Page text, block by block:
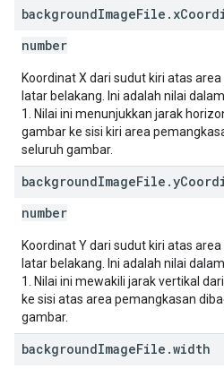
backgroundImageFile . x
number
Koordinat X dari sudut kiri atas
latar belakang. Ini adalah nilai
1. Nilai ini menunjukkan jarak
gambar ke sisi kiri area
seluruh gambar.
backgroundImageFile .y
number
Koordinat Y dari sudut kiri atas
latar belakang. Ini adalah nilai
1. Nilai ini mewakili jarak vertikal
ke sisi atas area pemangkasan
gambar.
backgroundImageFile .width